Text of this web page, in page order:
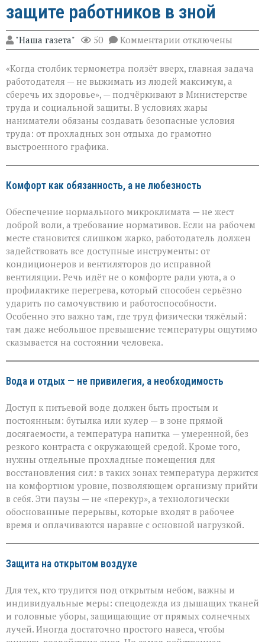
защите работников в зной
"Наша газета" 50 Комментарии к
записи
не
должна
стоить
здоровья»:
Минтруда — о
защите
работников
в
отключены
«Когда столбик термометра ползёт вверх, главная задача
работодателя — не выжимать из людей максимум, а
сберечь их здоровье», — подчёркивают в Министерстве
труда и социальной защиты. В условиях жары
наниматели обязаны создавать безопасные условия
труда: от прохладных зон отдыха до грамотно
выстроенного графика.
Комфорт как обязанность, а не любезность
Обеспечение нормального микроклимата — не жест
доброй воли, а требование нормативов. Если на рабочем
месте становится слишком жарко, работодатель должен
задействовать все доступные инструменты: от
кондиционеров и вентиляторов до исправной
вентиляции. Речь идёт не о комфорте ради уюта, а о
профилактике перегрева, который способен серьёзно
ударить по самочувствию и работоспособности.
Особенно это важно там, где труд физически тяжёлый:
там даже небольшое превышение температуры ощутимо
сказывается на состоянии человека.
Вода и отдых — не привилегия, а необходимость
Доступ к питьевой воде должен быть простым и
постоянным: бутылка или кулер — в зоне прямой
досягаемости, а температура напитка — умеренной, без
резкого контраста с окружающей средой. Кроме того,
нужны отдельные прохладные помещения для
восстановления сил: в таких зонах температура держится
на комфортном уровне, позволяющем организму прийти
в себя. Эти паузы — не «перекур», а технологически
обоснованные перерывы, которые входят в рабочее
время и оплачиваются наравне с основной нагрузкой.
Защита на открытом воздухе
Для тех, кто трудится под открытым небом, важны и
индивидуальные меры: спецодежда из дышащих тканей
и головные уборы, защищающие от прямых солнечных
лучей. Иногда достаточно простого навеса, чтобы